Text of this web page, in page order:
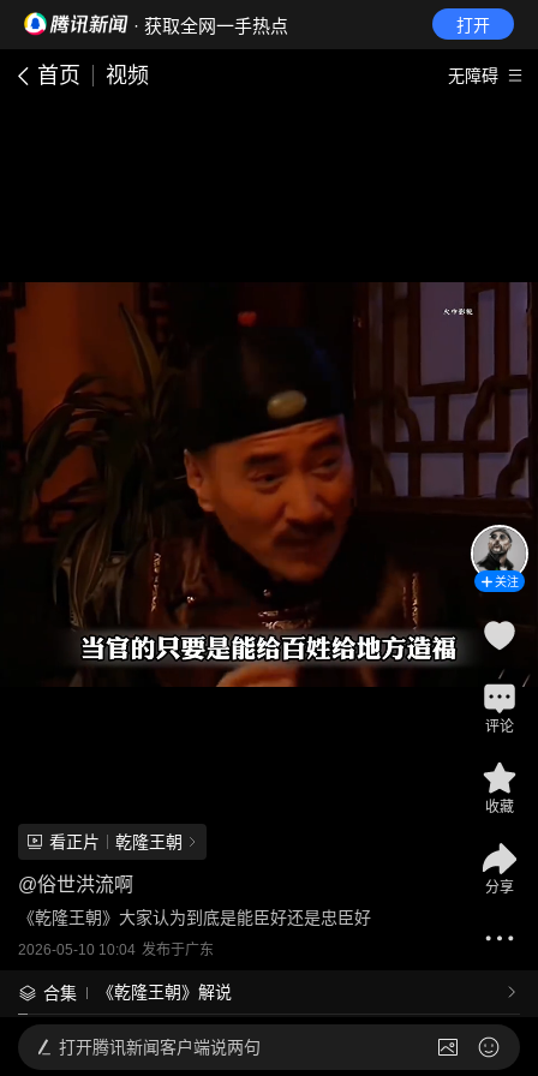
· 获取全网一手热点 打开
首页 视频 无障碍
看正片 乾隆王朝
@俗世洪流啊
《乾隆王朝》大家认为到底是能臣好还是忠臣好
2026-05-10 10:04 发布于广东
合集 《乾隆王朝》解说
关注
评论
收藏
分享
打开腾讯新闻客户端说两句